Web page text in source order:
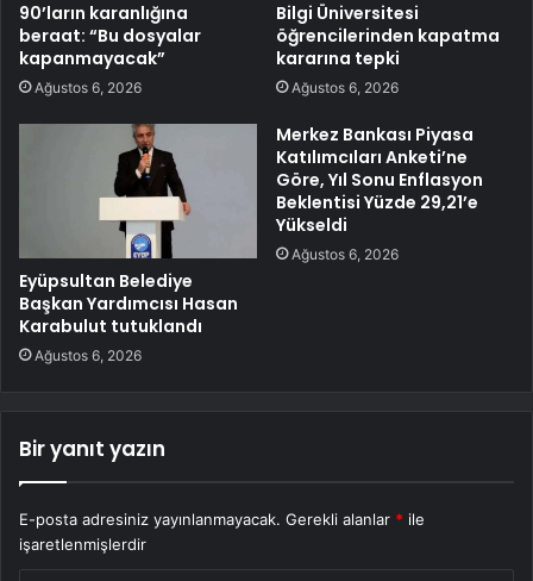
90’ların karanlığına
beraat: “Bu dosyalar
kapanmayacak”
Ağustos 6, 2026
Bilgi Üniversitesi
öğrencilerinden kapatma
kararına tepki
Ağustos 6, 2026
Eyüpsultan Belediye
Başkan Yardımcısı Hasan
Karabulut tutuklandı
Ağustos 6, 2026
Merkez Bankası Piyasa
Katılımcıları Anketi’ne
Göre, Yıl Sonu Enflasyon
Beklentisi Yüzde 29,21’e
Yükseldi
Ağustos 6, 2026
Bir yanıt yazın
E-posta adresiniz yayınlanmayacak. Gerekli alanlar * ile
işaretlenmişlerdir